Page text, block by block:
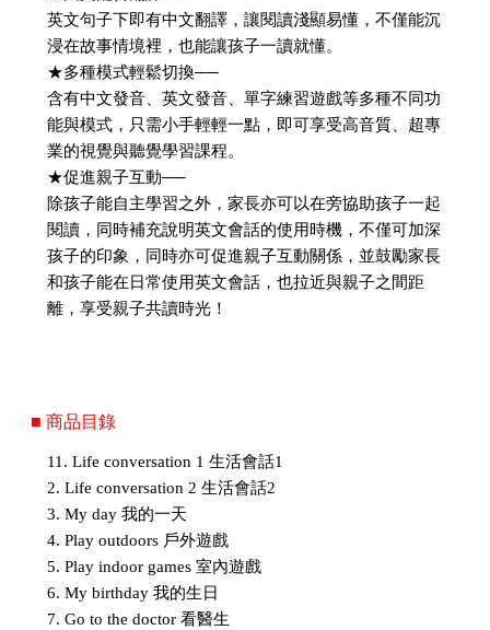
英文句子下即有中文翻譯，讓閱讀淺顯易懂，不僅能沉
浸在故事情境裡，也能讓孩子一讀就懂。
★多種模式輕鬆切換──
含有中文發音、英文發音、單字練習遊戲等多種不同功
能與模式，只需小手輕輕一點，即可享受高音質、超專
業的視覺與聽覺學習課程。
★促進親子互動──
除孩子能自主學習之外，家長亦可以在旁協助孩子一起
閱讀，同時補充說明英文會話的使用時機，不僅可加深
孩子的印象，同時亦可促進親子互動關係，並鼓勵家長
和孩子能在日常使用英文會話，也拉近與親子之間距
離，享受親子共讀時光！
■ 商品目錄
11. Life conversation 1 生活會話1
2. Life conversation 2 生活會話2
3. My day 我的一天
4. Play outdoors 戶外遊戲
5. Play indoor games 室內遊戲
6. My birthday 我的生日
7. Go to the doctor 看醫生